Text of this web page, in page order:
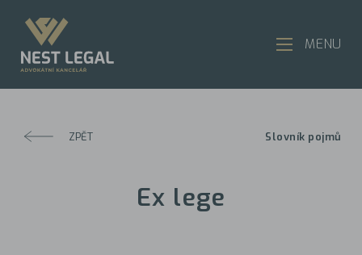
ZPĚT Slovník pojmů
Ex lege
MENU